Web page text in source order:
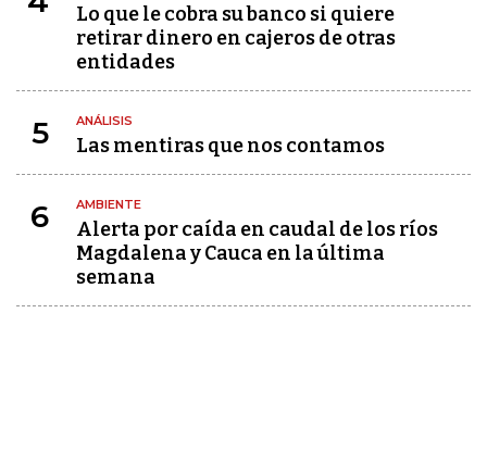
Lo que le cobra su banco si quiere
retirar dinero en cajeros de otras
entidades
5 ANÁLISIS
Las mentiras que nos contamos
6 AMBIENTE
Alerta por caída en caudal de los ríos
Magdalena y Cauca en la última
semana